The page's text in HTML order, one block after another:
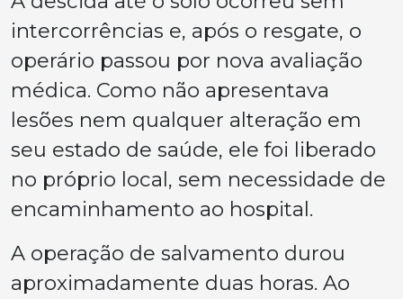
intercorrências e, após o resgate, o
operário passou por nova avaliação
médica. Como não apresentava
lesões nem qualquer alteração em
seu estado de saúde, ele foi liberado
no próprio local, sem necessidade de
encaminhamento ao hospital.
A operação de salvamento durou
aproximadamente duas horas. Ao